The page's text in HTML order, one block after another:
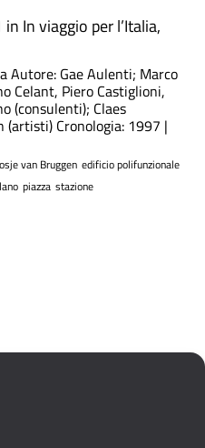
in In viaggio per l’Italia,
Autore: Gae Aulenti; Marco
Celant, Piero Castiglioni,
(consulenti); Claes
(artisti) Cronologia: 1997 |
van Bruggen edificio polifunzionale
piazza stazione